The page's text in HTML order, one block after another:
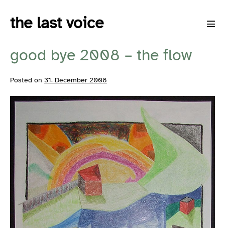
the last voice
good bye 2008 – the flow
Posted on 31. December 2008